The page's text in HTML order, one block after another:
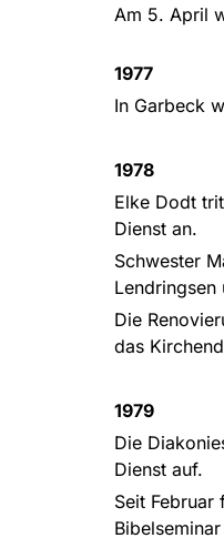
Am 5. April
1977
In Garbeck
1978
Elke Dodt
Dienst an.
Schwester
Lendringsen
Die
das
1979
Die
Dienst auf.
Seit Februar